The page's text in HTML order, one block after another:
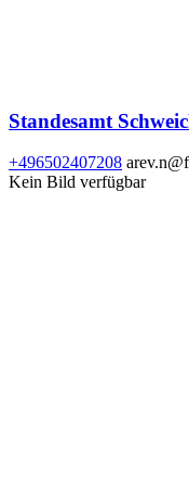
Standesamt
+496502407208
Kein Bild verfügbar